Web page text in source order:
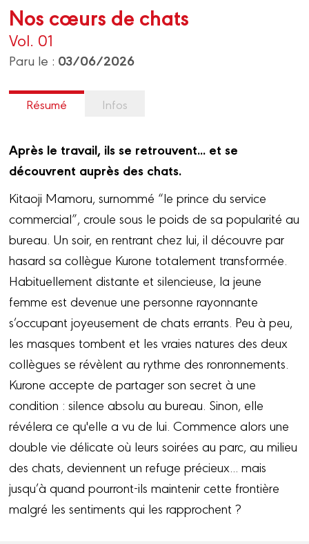
Nos cœurs de chats
Vol. 01
Paru le : 03/06/2026
Résumé Infos
Après le travail, ils se retrouvent... et se
découvrent auprès des chats.
Kitaoji Mamoru, surnommé “le prince du service
commercial”, croule sous le poids de sa popularité au
bureau. Un soir, en rentrant chez lui, il découvre par
hasard sa collègue Kurone totalement transformée.
Habituellement distante et silencieuse, la jeune
femme est devenue une personne rayonnante
s’occupant joyeusement de chats errants. Peu à peu,
les masques tombent et les vraies natures des deux
collègues se révèlent au rythme des ronronnements.
Kurone accepte de partager son secret à une
condition : silence absolu au bureau. Sinon, elle
révélera ce qu'elle a vu de lui. Commence alors une
double vie délicate où leurs soirées au parc, au milieu
des chats, deviennent un refuge précieux... mais
jusqu’à quand pourront-ils maintenir cette frontière
malgré les sentiments qui les rapprochent ?